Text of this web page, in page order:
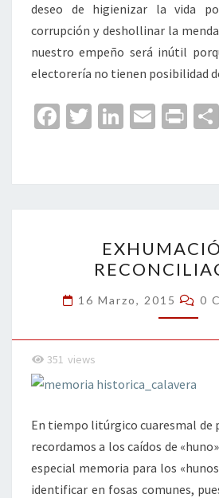
deseo de higienizar la vida
corrupción y deshollinar la
nuestro empeño será inútil
electorería no tienen posibilidad
Fa
o
o
T
er
Li
dI
n
E
l
Pr
Y
16 Marzo, 2015 0
351 views
En tiempo litúrgico cuaresmal de
recordamos a los caídos de
especial memoria para los
identificar en fosas comunes,